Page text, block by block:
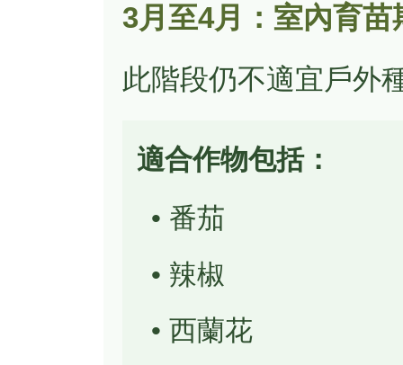
3月至4月：室內育苗
此階段仍不適宜戶外
適合作物包括：
• 番茄
• 辣椒
• 西蘭花